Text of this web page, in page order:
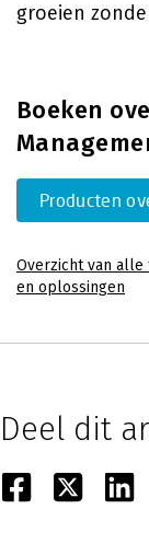
groeien
Boeken
Producten
Overzicht van
en oplossingen
Deel dit